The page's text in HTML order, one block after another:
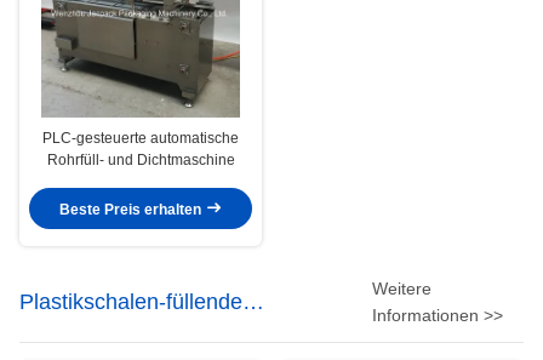
PLC-gesteuerte automatische
Rohrfüll- und Dichtmaschine
Beste Preis erhalten
Plastikschalen-füllende
versiegelnde Maschine
Weitere
Informationen >>